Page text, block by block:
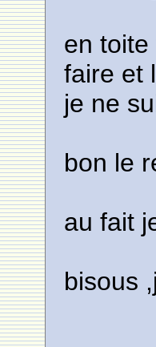
en
faire et
je ne
bon le
au fait
bisous